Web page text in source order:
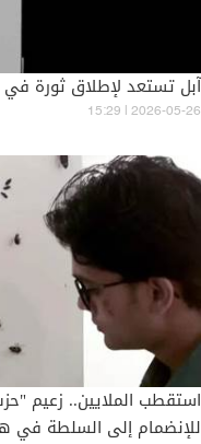
آبل تستعد لإطلاق ثورة في
15:29 | 2026-05-26
استقطب الملايين.. زعيم
للإنضمام إلى السلطة في